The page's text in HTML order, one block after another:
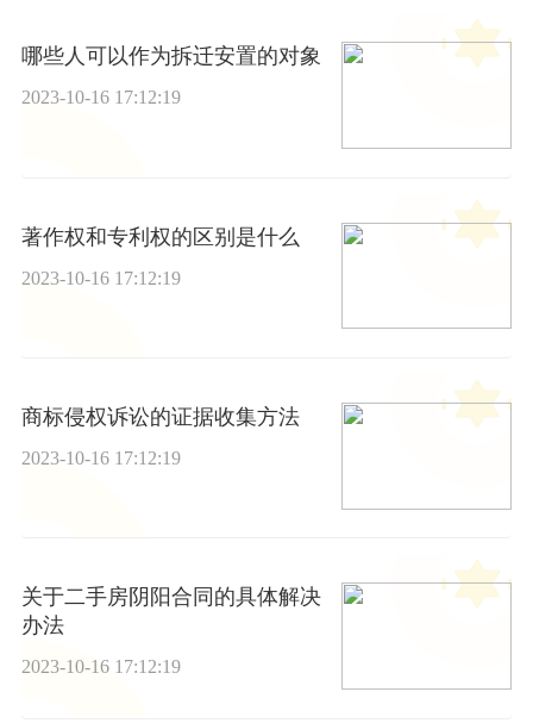
哪些人可以作为拆迁安置的对象
2023-10-16 17:12:19
著作权和专利权的区别是什么
2023-10-16 17:12:19
商标侵权诉讼的证据收集方法
2023-10-16 17:12:19
关于二手房阴阳合同的具体解决
办法
2023-10-16 17:12:19